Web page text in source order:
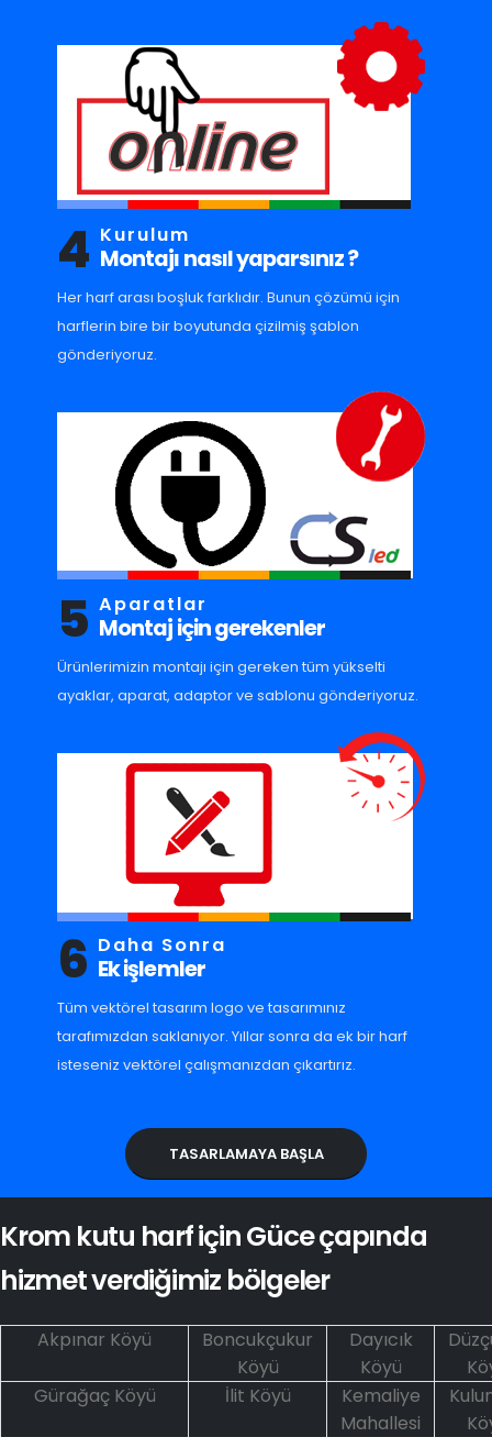
4 Kurulum
Montajı nasıl yaparsınız ?
Her harf arası boşluk farklıdır. Bunun çözümü için
harflerin bire bir boyutunda çizilmiş şablon
gönderiyoruz.
5 Aparatlar
Montaj için gerekenler
Ürünlerimizin montajı için gereken tüm yükselti
ayaklar, aparat, adaptor ve sablonu gönderiyoruz.
6 Daha Sonra
Ek işlemler
Tüm vektörel tasarım logo ve tasarımınız
tarafımızdan saklanıyor. Yıllar sonra da ek bir harf
isteseniz vektörel çalışmanızdan çıkartırız.
TASARLAMAYA BAŞLA
Krom kutu harf için Güce çapında
hizmet verdiğimiz bölgeler
Akpınar Köyü
Boncukçukur
Köyü
Dayıcık
Köyü
Gürağaç Köyü
İlit Köyü
Kemaliye
Mahallesi